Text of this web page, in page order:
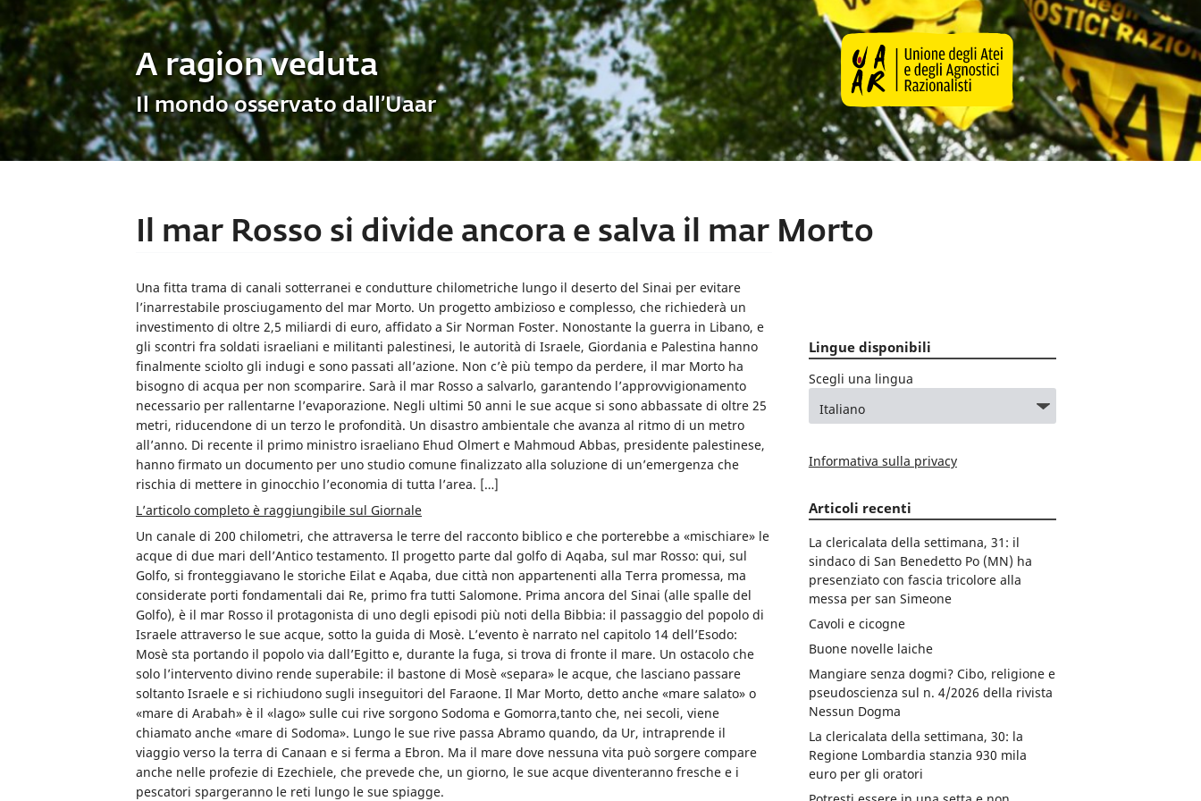
A ragion veduta
Il mondo osservato dall’Uaar
Il mar Rosso si divide ancora e salva il mar Morto
Una fitta trama di canali sotterranei e condutture chilometriche lungo il deserto del Sinai per evitare
l’inarrestabile prosciugamento del mar Morto. Un progetto ambizioso e complesso, che richiederà un
investimento di oltre 2,5 miliardi di euro, affidato a Sir Norman Foster. Nonostante la guerra in Libano, e
gli scontri fra soldati israeliani e militanti palestinesi, le autorità di Israele, Giordania e Palestina hanno
finalmente sciolto gli indugi e sono passati all’azione. Non c’è più tempo da perdere, il mar Morto ha
bisogno di acqua per non scomparire. Sarà il mar Rosso a salvarlo, garantendo l’approvvigionamento
necessario per rallentarne l’evaporazione. Negli ultimi 50 anni le sue acque si sono abbassate di oltre 25
metri, riducendone di un terzo le profondità. Un disastro ambientale che avanza al ritmo di un metro
all’anno. Di recente il primo ministro israeliano Ehud Olmert e Mahmoud Abbas, presidente palestinese,
hanno firmato un documento per uno studio comune finalizzato alla soluzione di un’emergenza che
rischia di mettere in ginocchio l’economia di tutta l’area. […]
L’articolo completo è raggiungibile sul Giornale
Un canale di 200 chilometri, che attraversa le terre del racconto biblico e che porterebbe a «mischiare» le
acque di due mari dell’Antico testamento. Il progetto parte dal golfo di Aqaba, sul mar Rosso: qui, sul
Golfo, si fronteggiavano le storiche Eilat e Aqaba, due città non appartenenti alla Terra promessa, ma
considerate porti fondamentali dai Re, primo fra tutti Salomone. Prima ancora del Sinai (alle spalle del
Golfo), è il mar Rosso il protagonista di uno degli episodi più noti della Bibbia: il passaggio del popolo di
Israele attraverso le sue acque, sotto la guida di Mosè. L’evento è narrato nel capitolo 14 dell’Esodo:
Mosè sta portando il popolo via dall’Egitto e, durante la fuga, si trova di fronte il mare. Un ostacolo che
solo l’intervento divino rende superabile: il bastone di Mosè «separa» le acque, che lasciano passare
soltanto Israele e si richiudono sugli inseguitori del Faraone. Il Mar Morto, detto anche «mare salato» o
«mare di Arabah» è il «lago» sulle cui rive sorgono Sodoma e Gomorra,tanto che, nei secoli, viene
chiamato anche «mare di Sodoma». Lungo le sue rive passa Abramo quando, da Ur, intraprende il
viaggio verso la terra di Canaan e si ferma a Ebron. Ma il mare dove nessuna vita può sorgere compare
anche nelle profezie di Ezechiele, che prevede che, un giorno, le sue acque diventeranno fresche e i
pescatori spargeranno le reti lungo le sue spiagge.
Lingue disponibili
Scegli una lingua
Informativa sulla privacy
Articoli recenti
La clericalata della settimana, 31: il
sindaco di San Benedetto Po (MN) ha
presenziato con fascia tricolore alla
messa per san Simeone
Cavoli e cicogne
Buone novelle laiche
Mangiare senza dogmi? Cibo, religione e
pseudoscienza sul n. 4/2026 della rivista
Nessun Dogma
La clericalata della settimana, 30: la
Regione Lombardia stanzia 930 mila
euro per gli oratori